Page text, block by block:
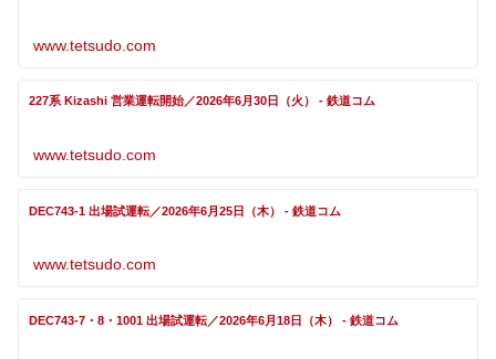
www.tetsudo.com
227系 Kizashi 営業運転開始／2026年6月30日（火） - 鉄道コム
www.tetsudo.com
DEC743-1 出場試運転／2026年6月25日（木） - 鉄道コム
www.tetsudo.com
DEC743-7・8・1001 出場試運転／2026年6月18日（木） - 鉄道コム